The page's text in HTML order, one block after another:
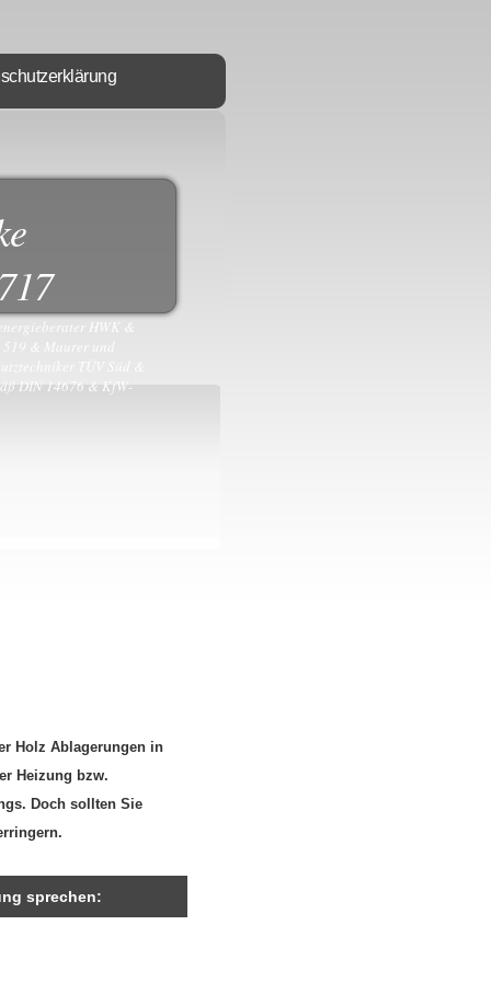
HWK &
519 & Maurer und
TÜV Süd &
DIN 14676 & KfW-
Holz Ablagerungen in
Heizung bzw.
Doch sollten Sie
sprechen: